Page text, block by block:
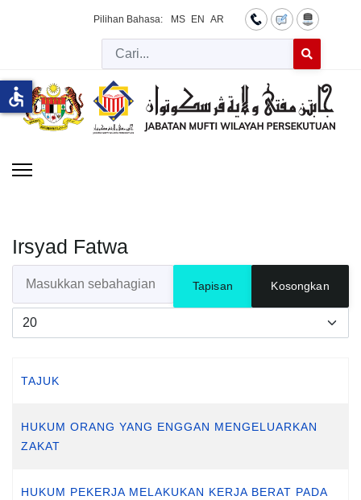
Pilihan Bahasa: MS EN AR
Cari
Irsyad Fatwa
Masukkan sebahagian daripada tajuk
Tapisan Kosongkan
Papar #
TAJUK
HUKUM ORANG YANG ENGGAN MENGELUARKAN
ZAKAT
HUKUM PEKERJA MELAKUKAN KERJA BERAT PADA
accessible